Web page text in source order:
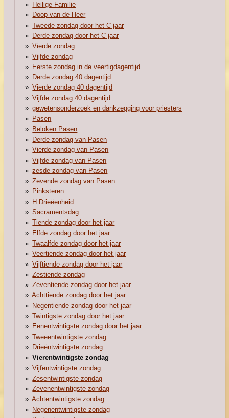
Heilige Familie
Doop van de Heer
Tweede zondag door het C jaar
Derde zondag door het C jaar
Vierde zondag
Vijfde zondag
Eerste zondag in de veertigdagentijd
Derde zondag 40 dagentijd
Vierde zondag 40 dagentijd
Vijfde zondag 40 dagentijd
gewetensonderzoek en dankzegging voor priesters
Pasen
Beloken Pasen
Derde zondag van Pasen
Vierde zondag van Pasen
Vijfde zondag van Pasen
zesde zondag van Pasen
Zevende zondag van Pasen
Pinksteren
H.Drieëenheid
Sacramentsdag
Tiende zondag door het jaar
Elfde zondag door het jaar
Twaalfde zondag door het jaar
Veertiende zondag door het jaar
Vijftiende zondag door het jaar
Zestiende zondag
Zeventiende zondag door het jaar
Achttiende zondag door het jaar
Negentiende zondag door het jaar
Twintigste zondag door het jaar
Eenentwintigste zondag door het jaar
Tweeentwintigste zondag
Drieëntwintigste zondag
Vierentwintigste zondag
Vijfentwintigste zondag
Zesentwintigste zondag
Zevenentwintigste zondag
Achtentwintigste zondag
Negenentwintigste zondag